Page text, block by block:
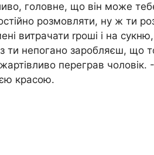
головне, що він може
розмовляти, ну ж ти
витрачати rроші і на сукню,
ти непогано заробляєш, що
переграв
красою.